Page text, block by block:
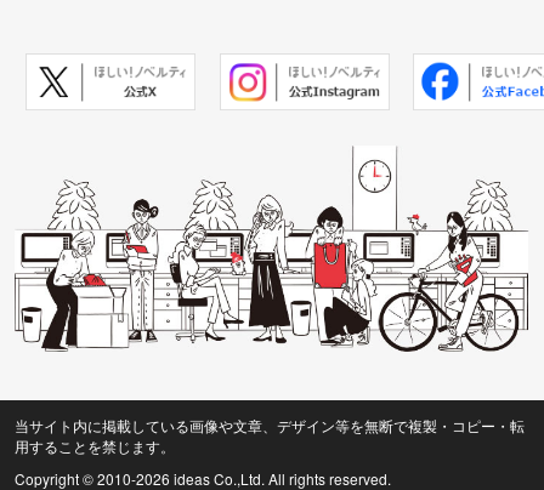
当サイト内に掲載している画像や文章、デザイン等を無断で複製・コピー・転
用することを禁じます。
Copyright © 2010-2026 ideas Co.,Ltd. All rights reserved.